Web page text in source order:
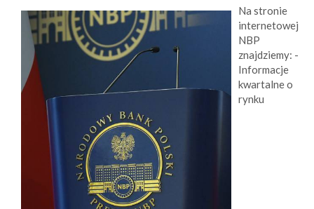
Na stronie
internetowej
NBP
znajdziemy: -
Informacje
kwartalne o
rynku